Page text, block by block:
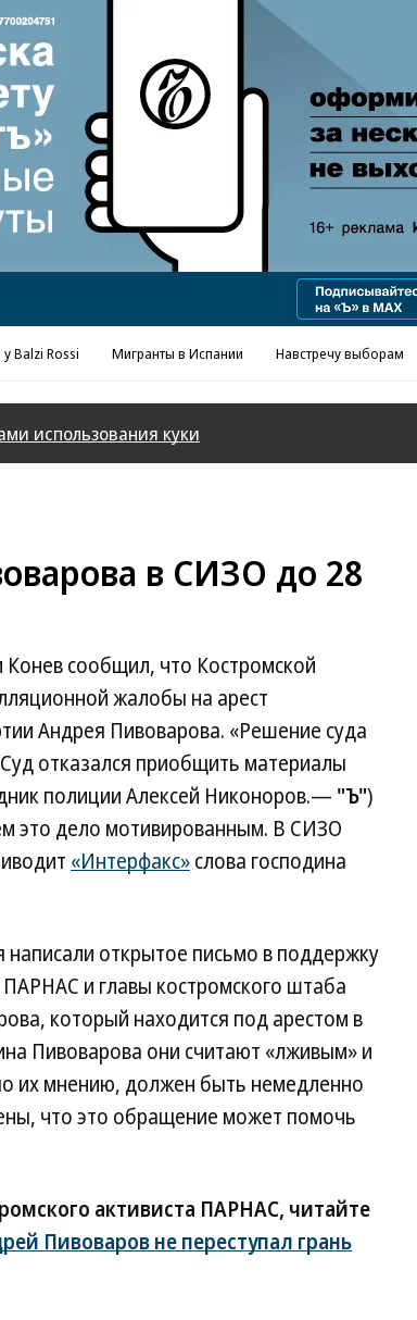
Реклама в «Ъ» www.kommersant.ru/ad
Balzi Rossi Мигранты в Испании Навстречу выборам
использования куки
в СИЗО до 28
сообщил, что Костромской
жалобы на арест
Андрея Пивоварова. «Решение суда
отказался приобщить материалы
полиции Алексей Никоноров.— "Ъ")
это дело мотивированным. В СИЗО
«Интерфакс»слова господина
открытое письмо в поддержку
и главы костромского штаба
который находится под арестом в
Пивоварова они считают «лживым» и
их мнению, должен быть немедленно
что это обращение может помочь
активиста ПАРНАС, читайте
Пивоваров не переступал грань